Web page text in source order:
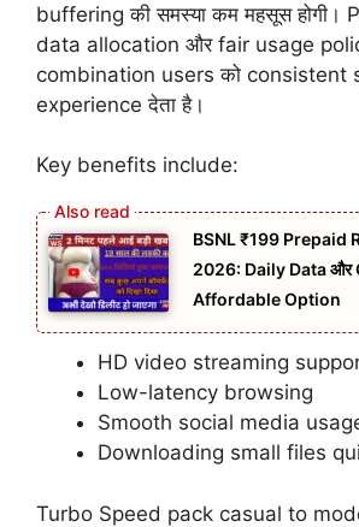
buffering की समस्या कम महसूस होगी।
data allocation और fair usage
combination users को consistent
experience देता है।
Key benefits include:
BSNL ₹199 Prepaid
2026: Daily Data और
Affordable Option
HD video streaming
Low-latency browsing
Smooth social media
Downloading small files
Turbo Speed pack casual to